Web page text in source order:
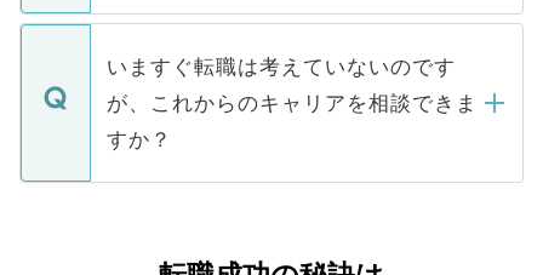
関を公にしてしまうと、応募が殺到する場
に、医療機関が求める条件に合った人材の
みを人材紹介会社に依頼するケースが増え
ています。
定を承諾する必要はありません。内定先へ
の辞退の連絡はキャリアパートナーが行い
ますので、ご安心ください。
個人情報が漏えいすることはありませんの
で、ご安心ください。当サイトからの登録
などで収集したご登録者様の個人情報は、
ご本人のキャリアアップおよび転職活動の
支援を目的に使用いたします。お預かりし
ているすべての個人データはご本人の許可
いますぐ転職は考えていないのです
が、これからのキャリアを相談できま
すか？
かがいして、現在の医療機関の状況や紹介